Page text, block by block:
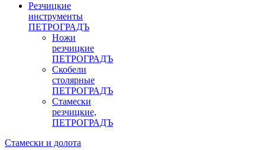
Резчицкие
инструменты
ПЕТРОГРАДЪ
Ножи
резчицкие
ПЕТРОГРАДЪ
Скобели
столярные
ПЕТРОГРАДЪ
Стамески
резчицкие,
ПЕТРОГРАДЪ
Стамески и долота